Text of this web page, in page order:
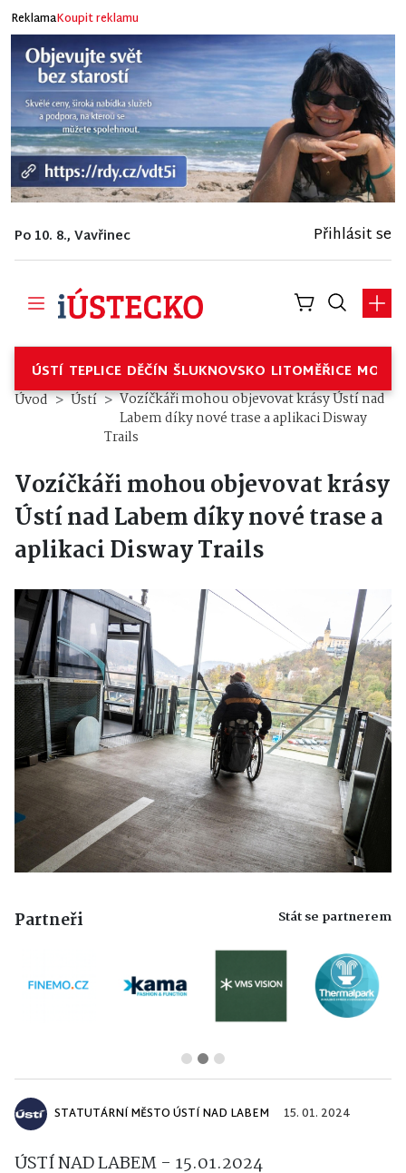
ReklamaKoupit reklamu
Po 10. 8., Vavřinec Přihlásit se
ÚSTÍ TEPLICE DĚČÍN ŠLUKNOVSKO LITOMĚŘICE
Úvod Ústí
Vozíčkáři mohou objevovat krásy Ústí nad
Labem díky nové trase a aplikaci Disway
Trails
Vozíčkáři mohou objevovat krásy
Ústí nad Labem díky nové trase a
aplikaci Disway Trails
Partneři Stát se partnerem
STATUTÁRNÍ MĚSTO ÚSTÍ NAD LABEM 15. 01. 2024
ÚSTÍ NAD LABEM - 15.01.2024